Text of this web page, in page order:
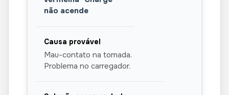
não acende
Mau-contato na tomada.
Problema no carregador.